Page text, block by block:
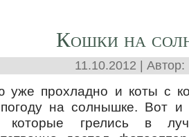
Кошки на
11.10.2012 | Автор:
уже прохладно и коты с
на солнышке. Вот и
которые грелись в